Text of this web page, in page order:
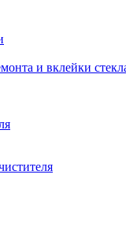
и вклейки